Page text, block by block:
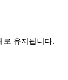
로 유지됩니다.